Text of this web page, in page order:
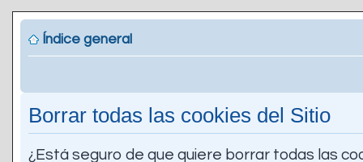
Índice general
Borrar todas las cookies del Sitio
¿Está seguro de que quiere borrar todas las